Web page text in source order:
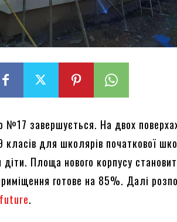
№17 завершується. На двох
для школярів початкової
діти. Площа нового корпусу
готове на 85%. Далі
.